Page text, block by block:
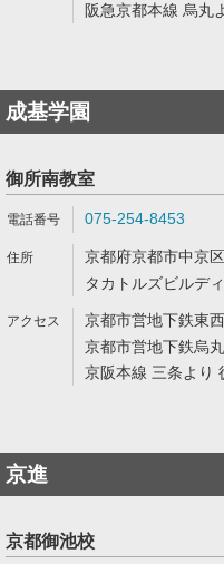
阪急京都本線 烏丸
成基学園
御所南教室
075-254-8453
京都府京都市中京
タカトルズビルデ
京都市営地下鉄東
京都市営地下鉄烏
京阪本線 三条より
京進
京都御池校